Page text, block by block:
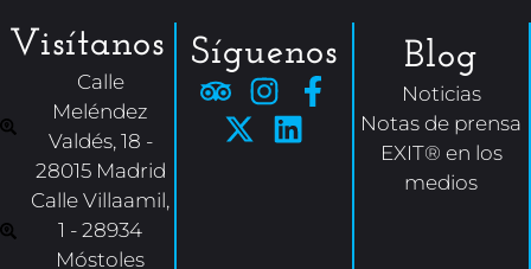
Visítanos
Calle
Meléndez
Valdés, 18 -
28015 Madrid
Calle Villaamil,
1 - 28934
Móstoles
Síguenos Blog
Noticias
Notas de prensa
EXIT® en los
medios